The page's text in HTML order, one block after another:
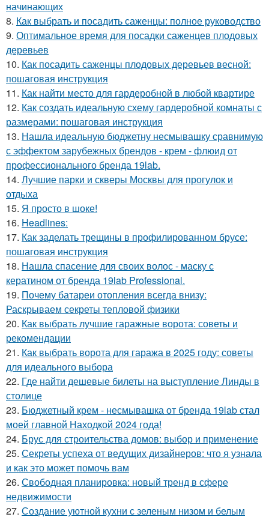
начинающих
8. Как выбрать и посадить саженцы: полное руководство
9. Оптимальное время для посадки саженцев плодовых
деревьев
10. Как посадить саженцы плодовых деревьев весной:
пошаговая инструкция
11. Как найти место для гардеробной в любой квартире
12. Как создать идеальную схему гардеробной комнаты с
размерами: пошаговая инструкция
13. Нашла идеальную бюджетну несмывашку сравнимую
с эффектом зарубежных брендов - крем - флюид от
профессионального бренда 19lab.
14. Лучшие парки и скверы Москвы для прогулок и
отдыха
15. Я просто в шоке!
16. Headlines:
17. Как заделать трещины в профилированном брусе:
пошаговая инструкция
18. Нашла спасение для своих волос - маску с
кератином от бренда 19lab Professional.
19. Почему батареи отопления всегда внизу:
Раскрываем секреты тепловой физики
20. Как выбрать лучшие гаражные ворота: советы и
рекомендации
21. Как выбрать ворота для гаража в 2025 году: советы
для идеального выбора
22. Где найти дешевые билеты на выступление Линды в
столице
23. Бюджетный крем - несмывашка от бренда 19lab стал
моей главной Находкой 2024 года!
24. Брус для строительства домов: выбор и применение
25. Секреты успеха от ведущих дизайнеров: что я узнала
и как это может помочь вам
26. Свободная планировка: новый тренд в сфере
недвижимости
27. Создание уютной кухни с зеленым низом и белым